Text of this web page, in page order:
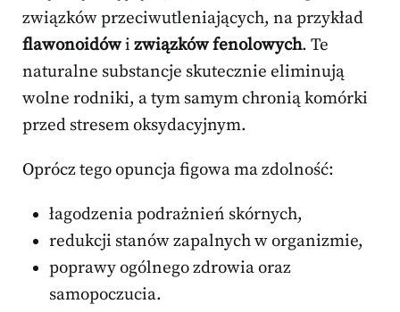
związków przeciwutleniających, na przykład
flawonoidówi związków fenolowych. Te
naturalne substancje skutecznie eliminują
wolne rodniki, a tym samym chronią komórki
przed stresem oksydacyjnym.
Oprócz tego opuncja figowa ma zdolność:
łagodzenia podrażnień skórnych,
redukcji stanów zapalnych w organizmie,
poprawy ogólnego zdrowia oraz
samopoczucia.